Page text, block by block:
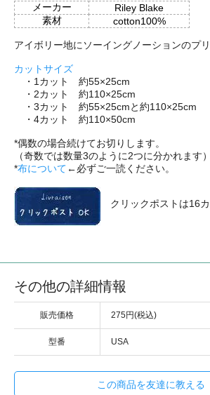
メーカー
Riley Blake
素材
cotton100%
アイボリー地にソーイングノーションのプリ
カットサイズ
・1カット 約55×25cm
・2カット 約110×25cm
・3カット 約55×25cmと約110×25cm
・4カット 約110×50cm
*偶数の場合続けてお切りします。
（奇数では数量3のように2つに分かれます）
*布について ←必ずご一読ください。
クリックポストは16カ
その他の詳細情報
販売価格 275円(税込)
型番 USA
この商品を友達に教える